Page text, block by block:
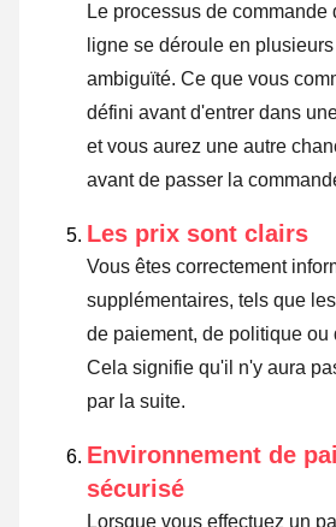
Le processus de commande
ligne se déroule en
ambiguïté. Ce que vous
défini avant d'entrer dans
et vous aurez une autre
avant de passer la
Les prix sont clairs
Vous êtes correctement
supplémentaires, tels que
de paiement, de politique ou
Cela signifie qu'il n'y aura
par la suite.
Environnement de
sécurisé
Lorsque vous effectuez un